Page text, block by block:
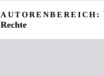
AUTORENBEREICH:
Rechte